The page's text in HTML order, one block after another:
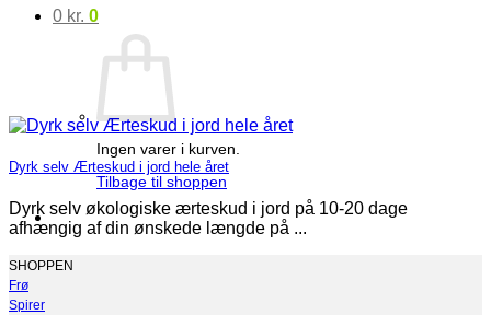
0 kr. 0
Ingen varer i kurven.
Tilbage til shoppen
Dyrk selv Ærteskud i jord hele året
Dyrk selv økologiske ærteskud i jord på 10-20 dage
afhængig af din ønskede længde på ...
SHOPPEN
Frø
Spirer